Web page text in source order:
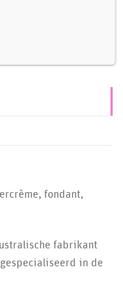
fondant,
fabrikant
in de